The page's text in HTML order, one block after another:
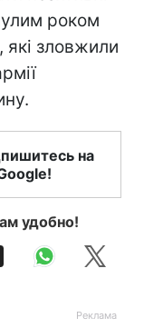
роком
які зловжили
на
удобно!